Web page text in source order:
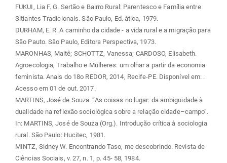
FUKUI, Lia F. G. Sertão e Bairro Rural: Parentesco e Família entre
Sitiantes Tradicionais. São Paulo, Ed. ática, 1979.
DURHAM, E. R. A caminho da cidade - a vida rural e a migração para
São Pauto. São Paulo, Editora Perspectiva, 1973.
MARONHAS, Maitê; SCHOTTZ, Vanessa; CARDOSO, Elisabeth.
Agroecologia, Trabalho e Mulheres: um olhar a partir da economia
feminista. Anais do 18o REDOR, 2014, Recife-PE. Disponível em: .
Acesso em 01 de out. 2017.
MARTINS, José de Souza. “As coisas no lugar: da ambiguidade à
dualidade na reflexão sociológica sobre a relação cidade–campo”.
In: MARTINS, José de Souza (Org.). Introdução crítica à sociologia
rural. São Paulo: Hucitec, 1981.
MINTZ, Sidney W. Encontrando Taso, me descobrindo. Revista de
Ciências Sociais, v. 27, n. 1, p. 45- 58, 1984.